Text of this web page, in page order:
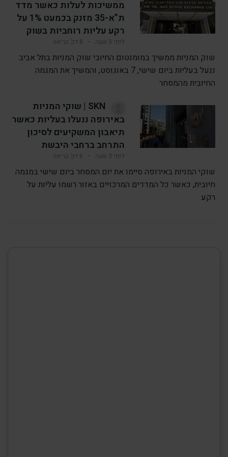
ממשיכות לעלות כאשר מדד
ת”א-35 מזנק בכמעט 1% על
רקע עליות רוחביות בשוק
לפני 3 שעה • 8 דק’ קריאה
שוק המניות ממשיך במומנטום החיובי שוק המניות בתל אביב
ננעל בעליות ביום שישי, 7 באוגוסט, והמשיך את המגמה
החיובית מהמסחר
SKN | שוקי המניות
באירופה ננעלו בעליות כאשר
תיאבון המשקיעים לסיכון
התרחב ברחבי היבשת
לפני 3 שעה • 6 דק’ קריאה
שוקי המניות באירופה סיימו את יום המסחר ביום שישי במגמה
חיובית, כאשר כל המדדים המרכזיים באזור רשמו עליות על
רקע